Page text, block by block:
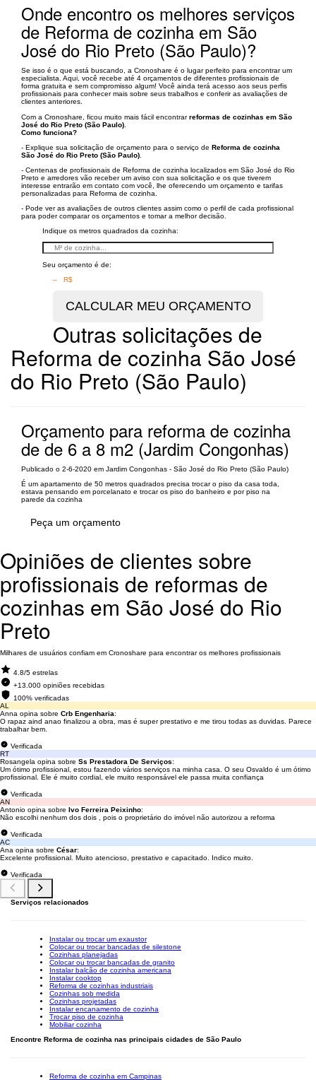
Onde encontro os melhores serviços
de Reforma de cozinha em São
José do Rio Preto (São Paulo)?
Se isso é o que está buscando, a Cronoshare é o lugar perfeito para encontrar um
especialista. Aqui, você recebe até 4 orçamentos de diferentes profissionais de
forma gratuita e sem compromisso algum! Você ainda terá acesso aos seus perfis
profissionais para conhecer mais sobre seus trabalhos e conferir as avaliações de
clientes anteriores.
Com a Cronoshare, ficou muito mais fácil encontrarreformas de cozinhas em São
José do Rio Preto (São Paulo)
Como funciona?
- Explique sua solicitação de orçamento para o serviço de Reforma de cozinha
São José do Rio Preto (São Paulo)
- Centenas de profissionais de Reforma de cozinha localizados em São José do Rio
Preto e arredores vão receber um aviso con sua solicitação e os que tiverem
interesse entrarão em contato com você, lhe oferecendo um orçamento e tarifas
personalizadas para Reforma de cozinha.
- Pode ver as avaliações de outros clientes assim como o perfil de cada profissional
para poder comparar os orçamentos e tomar a melhor decisão.
Indique os metros quadrados da cozinha:
Seu orçamento é de:
– R$
Outras solicitações de
Reforma de cozinha São José
do Rio Preto (São Paulo)
Orçamento para reforma de cozinha
de de 6 a 8 m2 (Jardim Congonhas)
Publicado o 2-6-2020 em Jardim Congonhas - São José do Rio Preto (São Paulo)
É um apartamento de 50 metros quadrados precisa trocar o piso da casa toda,
estava pensando em porcelanato e trocar os piso do banheiro e por piso na
parede da cozinha
Peça um orçamento
Opiniões de clientes sobre
profissionais de reformas de
cozinhas em São José do Rio
Preto
Milhares de usuários confiam em Cronoshare para encontrar os melhores profissionais
4.8/5 estrelas
+13.000 opiniões recebidas
100% verificadas
AL
Anna opina sobre Crb Engenharia:
O rapaz aind anao finalizou a obra, mas é super prestativo e me tirou todas as duvidas. Parece
trabalhar bem.
Verificada
RT
Rosangela opina sobre Ss Prestadora De Serviços:
Um ótimo profissional, estou fazendo vários serviços na minha casa. O seu Osvaldo é um ótimo
profissional. Ele é muito cordial, ele muito responsável ele passa muita confiança
Verificada
AN
Antonio opina sobre Ivo Ferreira Peixinho:
Não escolhi nenhum dos dois , pois o proprietário do imóvel não autorizou a reforma
Verificada
AC
Ana opina sobre César:
Excelente profissional. Muito atencioso, prestativo e capacitado. Indico muito.
Verificada
Serviços relacionados
Instalar ou trocar um exaustor
Colocar ou trocar bancadas de silestone
Cozinhas planejadas
Colocar ou trocar bancadas de granito
Instalar balcão de cozinha americana
Instalar cooktop
Reforma de cozinhas industriais
Cozinhas sob medida
Cozinhas projetadas
Instalar encanamento de cozinha
Trocar piso de cozinha
Mobiliar cozinha
Encontre Reforma de cozinha nas principais cidades de São Paulo
Reforma de cozinha em Campinas